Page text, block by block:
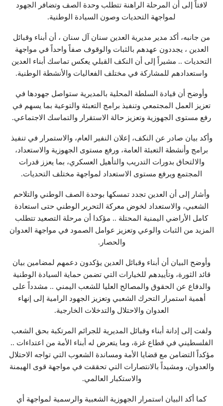
لافتاً إلى أن المرحلة الراهنة تتطلب وحدة الصف وتضافر الجهود
لمواجهة التحديات وصون السيادة الوطنية.
من جانبه، أكد مدير مديرية العدين سنان آل سنان ، أن أبناء وقبائل
العدين ، يجددون عهدهم بالثبات والوقوف صفاً واحداً في مواجهة
التحديات .. مشيراً إلى أن النكف القبلي يعكس تماسك أبناء العدين
واستعدادهم للمشاركة في مختلف الفعاليات والأنشطة الوطنية.
وأوضح أن قيادة السلطة المحلية بالمديرية ستواصل جهودها في
تعزيز العمل المجتمعي وتنفيذ برامج التعبئة والتوعية بما يسهم في
رفع مستوى الجهوزية وتعزيز حالة الاستقرار والتماسك الاجتماعي.
وأكد بيان صادر عن النكف، إعلان النفير العام، والاستمرار في تنفيذ
برامج وأنشطة التعبئة العامة، ورفع مستوى الجهوزية والاستعداد،
والالتحاق بدورات التدريب والتأهيل العسكري، بما يعزز قدرات
المجتمع ويرفع مستوى الاستعداد لمواجهة مختلف التحديات.
وأشار إلى أن العدين تجدد تمسكها بوحدة الصف الوطني والتلاحم
الشعبي، والاستعداد لخوض معركة التحرير الوطني حتى استعادة
كامل الأراضي اليمنية المحتلة .. مؤكدا أن مرحلة التصعيد تتطلب
المزيد من الثبات والوعي وتعزيز عوامل الصمود في مواجهة العدوان
والحصار.
وأوضح البيان أن أبناء وقبائل العدين يؤكدون دعمهم لمضامين بيان
قائد الثورة، وتأييدهم للخيارات التي تضمن حماية السيادة الوطنية
والدفاع عن الحقوق والمصالح العليا للشعب اليمني .. مشدداً على
أهمية استمرار التحرك الشعبي وتعزيز الجهود الرامية إلى إنهاء
العدوان والاحتلال والتدخلات الخارجية.
ولفت إلى إدانة أبناء وقبائل المديرية للجرائم المرتكبة بحق الشعب
الفلسطيني في قطاع غزة، وما يتعرض له أبناء الأمة من اعتداءات ..
مؤكداً التضامن مع قضايا الأمة ومساندة الشعوب التي تواجه الاحتلال
والعدوان، ومشيداً بالانتصارات التي تحققت في مواجهة قوى الهيمنة
والاستكبار العالمي.
كما أكد البيان استمرار الجهوزية الشعبية والرسمية لمواجهة أي